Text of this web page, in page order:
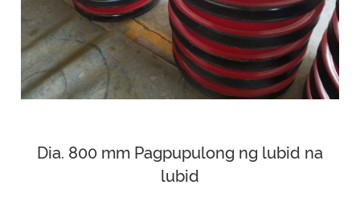
Dia. 800 mm Pagpupulong ng lubid na
lubid